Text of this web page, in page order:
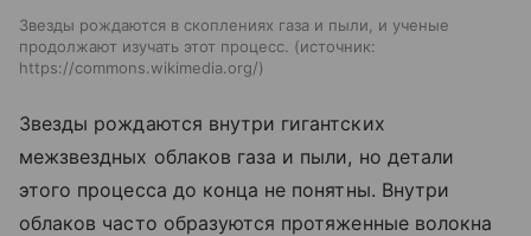
Звезды рождаются в скоплениях газа и пыли, и ученые
продолжают изучать этот процесс.
источник:
https://commons.wikimedia.org/
Звезды рождаются внутри гигантских
межзвездных облаков газа и пыли, но детали
этого процесса до конца не понятны. Внутри
облаков часто образуются протяженные волокна